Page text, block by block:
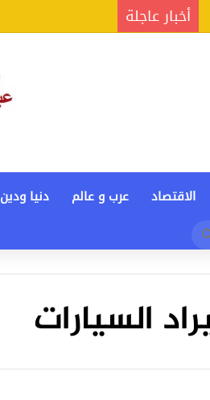
أخبار عاجلة
الاقتصاد عرب و عالم دنيا ودين
السيارات